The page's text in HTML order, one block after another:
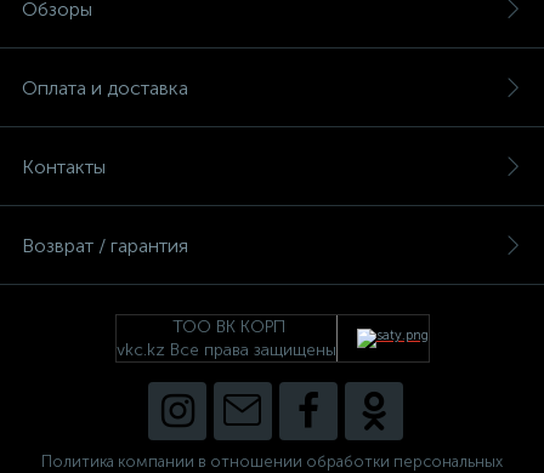
Обзоры
Оплата и доставка
Контакты
Возврат / гарантия
ТОО ВК КОРП
vkc.kz Все права защищены
Политика компании в отношении обработки персональных